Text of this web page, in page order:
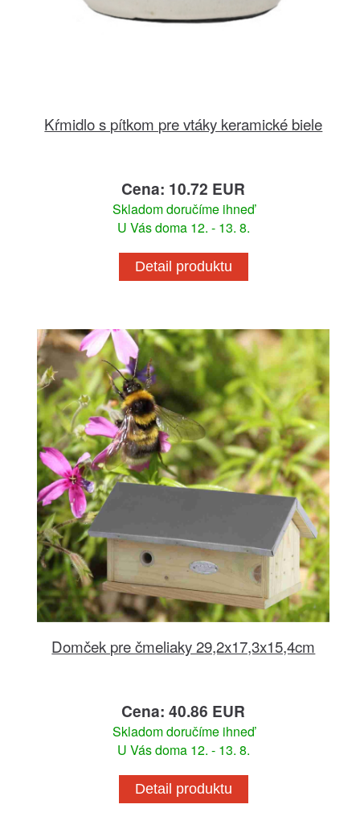
Kŕmidlo s pítkom pre vtáky keramické biele
Cena: 10.72 EUR
Skladom doručíme ihneď
U Vás doma 12. - 13. 8.
Detail produktu
Domček pre čmeliaky 29,2x17,3x15,4cm
Cena: 40.86 EUR
Skladom doručíme ihneď
U Vás doma 12. - 13. 8.
Detail produktu